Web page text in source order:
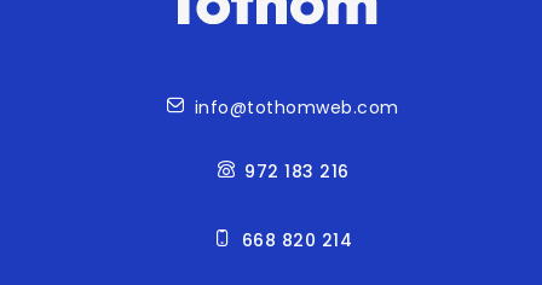
info@tothomweb.com
972 183 216
668 820 214